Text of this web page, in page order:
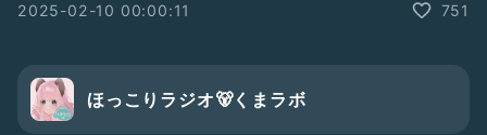
本年もどうぞよろしくお願い致します！
リアクション！
普通のお便り(ふつおた)お待ちしております！
2025-02-10 00:00:11
751
ほっこりラジオ🐻くまラボ